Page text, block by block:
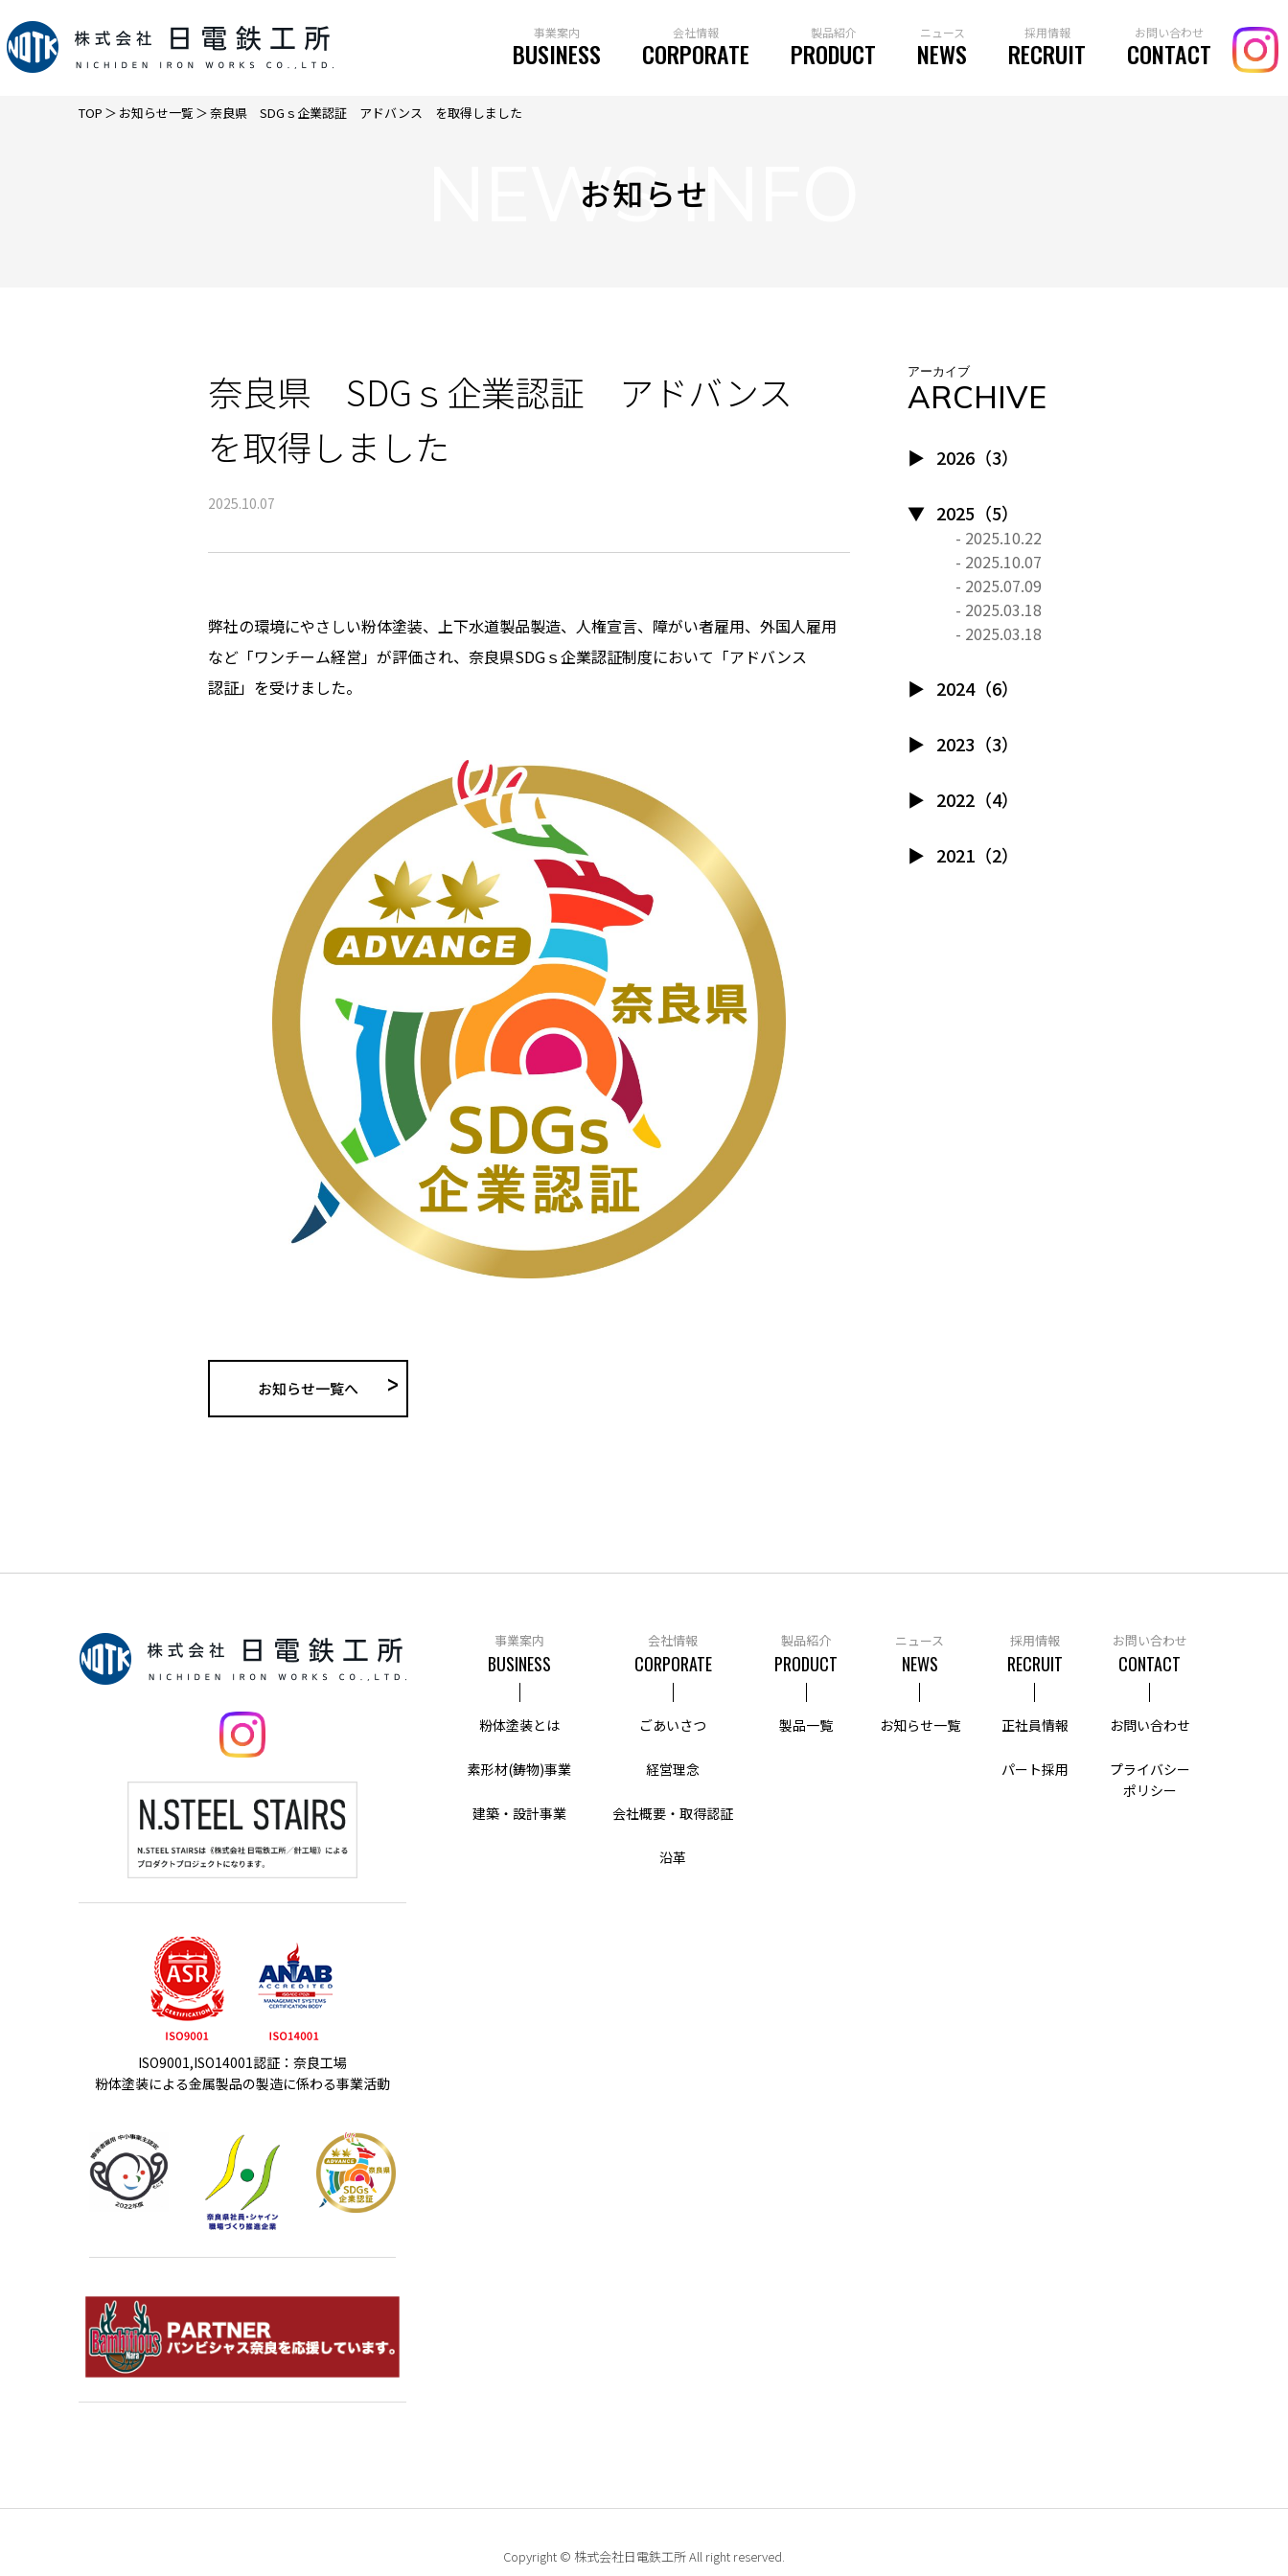
事業案内
BUSINESS
会社情報
CORPORATE
製品紹介
PRODUCT
ニュース
NEWS
採用情報
RECRUIT
お問い合わせ
CONTACT
TOP ＞ お知らせ一覧 ＞奈良県 SDGｓ企業認証 アドバンス を取得しました
NEWS INFO
お知らせ
奈良県 SDGｓ企業認証 アドバンス
を取得しました
2025.10.07
弊社の環境にやさしい粉体塗装、上下水道製品製造、人権宣言、障がい者雇用、外国人雇用
など「ワンチーム経営」が評価され、奈良県SDGｓ企業認証制度において「アドバンス
認証」を受けました。
お知らせ一覧へ
アーカイブ
ARCHIVE
2026（3）
2025（5）
- 2025.10.22
- 2025.10.07
- 2025.07.09
- 2025.03.18
- 2025.03.18
2024（6）
2023（3）
2022（4）
2021（2）
ISO9001,ISO14001認証：奈良工場
粉体塗装による金属製品の製造に係わる事業活動
事業案内
BUSINESS
粉体塗装とは
素形材(鋳物)事業
建築・設計事業
会社情報
CORPORATE
ごあいさつ
経営理念
会社概要・取得認証
沿革
製品紹介
PRODUCT
製品一覧
ニュース
NEWS
お知らせ一覧
採用情報
RECRUIT
正社員情報
パート採用
お問い合わせ
CONTACT
お問い合わせ
プライバシー
ポリシー
Copyright © 株式会社日電鉄工所 All right reserved.